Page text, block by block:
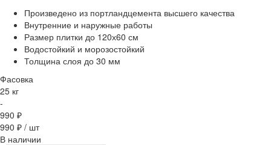
Произведено из портландцемента высшего качества
Внутренние и наружные работы
Размер плитки до 120х60 см
Водостойкий и морозостойкий
Толщина слоя до 30 мм
Фасовка
25 кг
-
990 ₽
990 ₽ / шт
В наличии